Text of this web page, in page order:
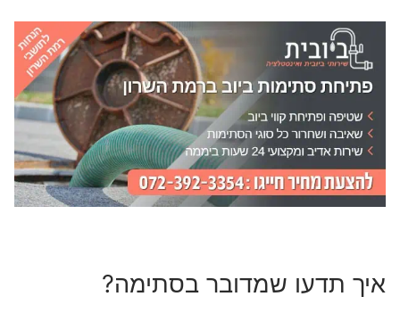
איך תדעו שמדובר בסתימה?